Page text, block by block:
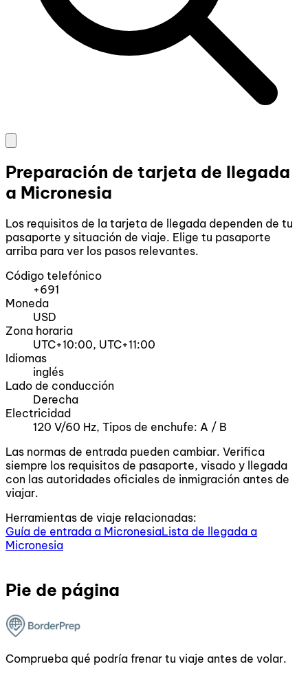
Preparación de tarjeta de llegada
a Micronesia
Los requisitos de la tarjeta de llegada dependen de tu
pasaporte y situación de viaje. Elige tu pasaporte
arriba para ver los pasos relevantes.
Código telefónico
+691
Moneda
USD
Zona horaria
UTC+10:00, UTC+11:00
Idiomas
inglés
Lado de conducción
Derecha
Electricidad
120 V/60 Hz, Tipos de enchufe: A / B
Las normas de entrada pueden cambiar. Verifica
siempre los requisitos de pasaporte, visado y llegada
con las autoridades oficiales de inmigración antes de
viajar.
Herramientas de viaje relacionadas:
Guía de entrada a MicronesiaLista de llegada a
Micronesia
Pie de página
Comprueba qué podría frenar tu viaje antes de volar.